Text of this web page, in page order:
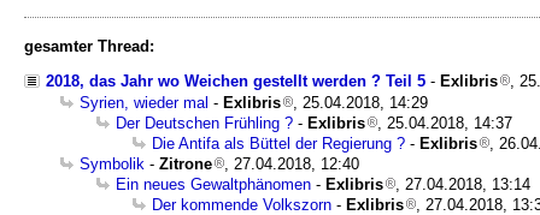
gesamter Thread:
2018, das Jahr wo Weichen gestellt werden ? Teil 5 - Exlibris
,
Syrien, wieder mal - Exlibris
, 25.04.2018, 14:29
Der Deutschen Frühling ? - Exlibris
, 25.04.2018, 14:37
Die Antifa als Büttel der Regierung ? - Exlibris
,
Symbolik - Zitrone
, 27.04.2018, 12:40
Ein neues Gewaltphänomen - Exlibris
, 27.04.2018, 13:14
Der kommende Volkszorn - Exlibris
, 27.04.2018,